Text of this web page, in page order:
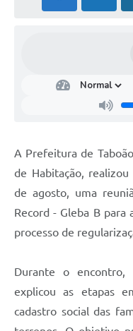
A Prefeitura de
de Habitação,
de agosto, uma
Record - Gleba B para
processo de
Durante o encontro,
explicou as etapas
cadastro social das